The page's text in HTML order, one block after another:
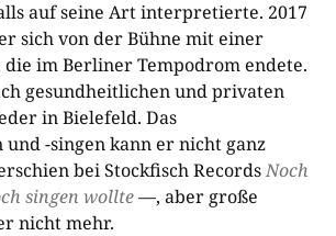
auf seine Art interpretierte. 2017
sich von der Bühne mit einer
im Berliner Tempodrom endete.
gesundheitlichen und privaten
in Bielefeld. Das
-singen kann er nicht ganz
bei Stockfisch RecordsNoch
singen wollte—, aber große
nicht mehr.